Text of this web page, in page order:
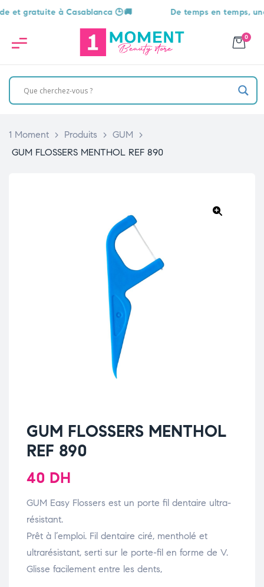
à Casablanca 🕒🚚 De temps en temps, une
0
1 Moment > Produits > GUM
>
GUM FLOSSERS MENTHOL REF 890
GUM FLOSSERS MENTHOL
REF 890
40 DH
GUM Easy Flossers est un porte fil dentaire ultra-
résistant.
Prêt à l’emploi. Fil dentaire ciré, mentholé et
ultrarésistant, serti sur le porte-fil en forme de V.
Glisse facilement entre les dents,